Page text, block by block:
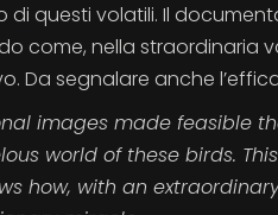
di questi volatili. Il
come, nella straordinaria
Da segnalare anche
images made feasible
world of these birds.
how, with an